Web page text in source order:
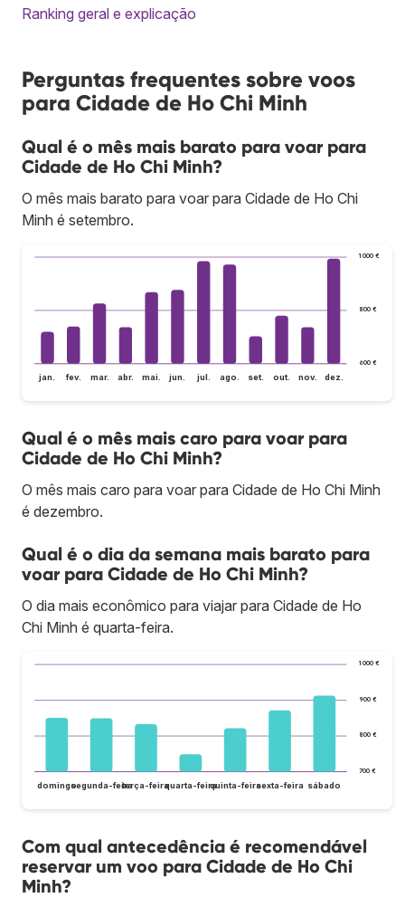
Ranking geral e explicação
Perguntas frequentes sobre voos
para Cidade de Ho Chi Minh
Qual é o mês mais barato para voar para
Cidade de Ho Chi Minh?
O mês mais barato para voar para Cidade de Ho Chi
Minh é setembro.
600 €
800 €
1 000 €
jan. fev. mar. abr. mai. jun. jul. ago. set. out. nov. dez.
Qual é o mês mais caro para voar para
Cidade de Ho Chi Minh?
O mês mais caro para voar para Cidade de Ho Chi Minh
é dezembro.
Qual é o dia da semana mais barato para
voar para Cidade de Ho Chi Minh?
O dia mais econômico para viajar para Cidade de Ho
Chi Minh é quarta-feira.
700 €
800 €
900 €
1 000 €
domingosegunda-feiraterça-feiraquarta-feiraquinta-feirasexta-feira sábado
Com qual antecedência é recomendável
reservar um voo para Cidade de Ho Chi
Minh?